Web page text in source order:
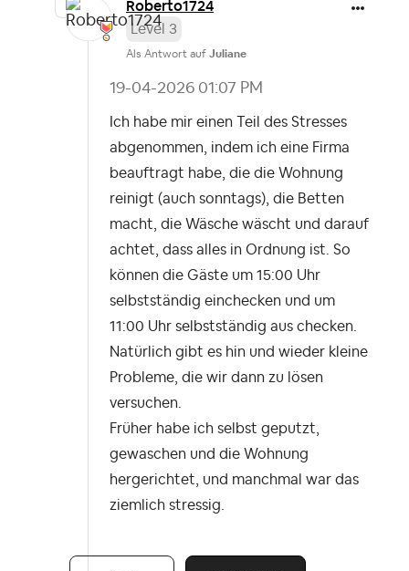
Roberto1724
Level 3
Als Antwort auf Juliane
‎19-04-2026 01:07 PM
Ich habe mir einen Teil des Stresses
abgenommen, indem ich eine Firma
beauftragt habe, die die Wohnung
reinigt (auch sonntags), die Betten
macht, die Wäsche wäscht und darauf
achtet, dass alles in Ordnung ist. So
können die Gäste um 15:00 Uhr
selbstständig einchecken und um
11:00 Uhr selbstständig aus checken.
Natürlich gibt es hin und wieder kleine
Probleme, die wir dann zu lösen
versuchen.
Früher habe ich selbst geputzt,
gewaschen und die Wohnung
hergerichtet, und manchmal war das
ziemlich stressig.